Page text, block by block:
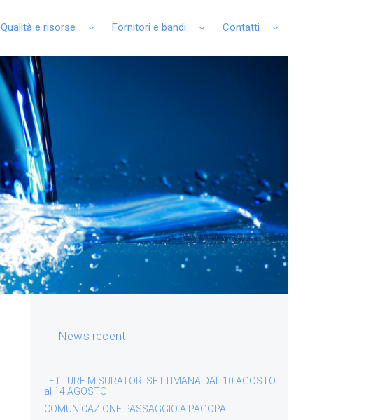
Qualità e risorse Fornitori e bandi Contatti
News recenti
LETTURE MISURATORI SETTIMANA DAL 10 AGOSTO
al 14 AGOSTO
COMUNICAZIONE PASSAGGIO A PAGOPA